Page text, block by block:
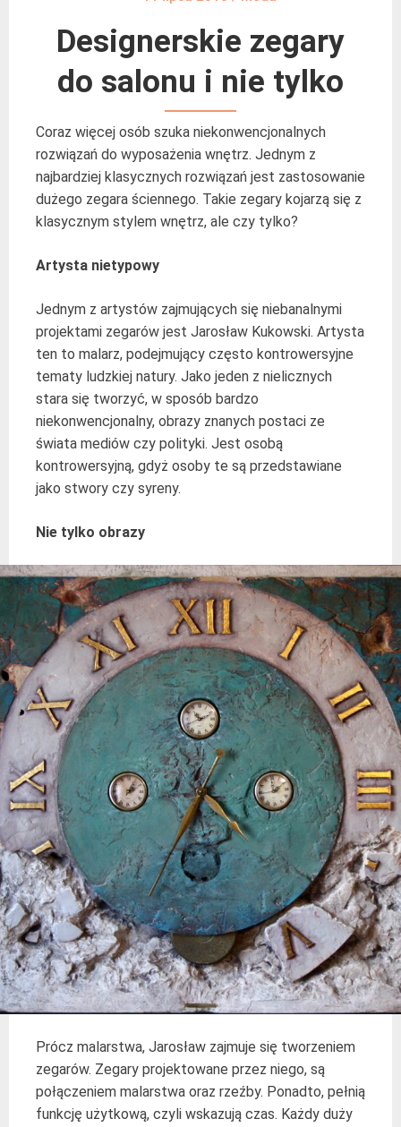
Designerskie zegary
do salonu i nie tylko
Coraz więcej osób szuka niekonwencjonalnych
rozwiązań do wyposażenia wnętrz. Jednym z
najbardziej klasycznych rozwiązań jest zastosowanie
dużego zegara ściennego. Takie zegary kojarzą się z
klasycznym stylem wnętrz, ale czy tylko?
Artysta nietypowy
Jednym z artystów zajmujących się niebanalnymi
projektami zegarów jest Jarosław Kukowski. Artysta
ten to malarz, podejmujący często kontrowersyjne
tematy ludzkiej natury. Jako jeden z nielicznych
stara się tworzyć, w sposób bardzo
niekonwencjonalny, obrazy znanych postaci ze
świata mediów czy polityki. Jest osobą
kontrowersyjną, gdyż osoby te są przedstawiane
jako stwory czy syreny.
Nie tylko obrazy
Prócz malarstwa, Jarosław zajmuje się tworzeniem
zegarów. Zegary projektowane przez niego, są
połączeniem malarstwa oraz rzeźby. Ponadto, pełnią
funkcję użytkową, czyli wskazują czas. Każdy duży